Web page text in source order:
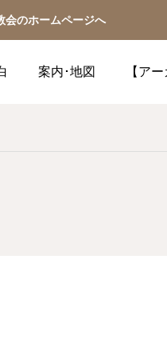
会のホームページへ
案内･地図 【ア